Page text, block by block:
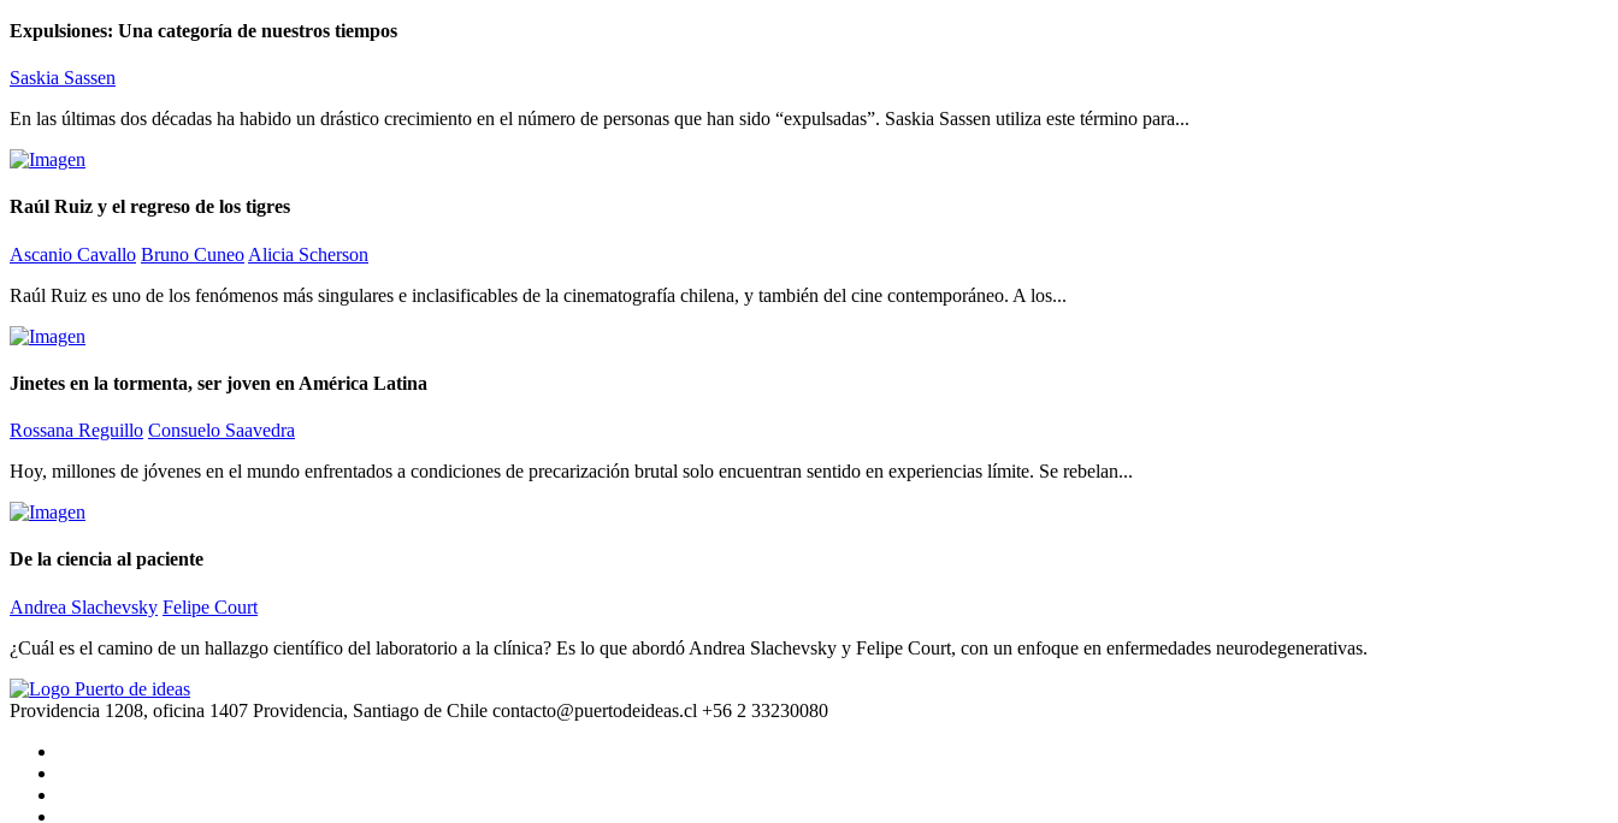
Expulsiones: Una categoría de nuestros tiempos
Saskia Sassen
En las últimas dos décadas ha habido un drástico crecimiento en el número de personas que han sido “expulsadas”. Saskia Sassen utiliza este término para...
Raúl Ruiz y el regreso de los tigres
Ascanio Cavallo Bruno Cuneo Alicia Scherson
Raúl Ruiz es uno de los fenómenos más singulares e inclasificables de la cinematografía chilena, y también del cine contemporáneo. A los...
Jinetes en la tormenta, ser joven en América Latina
Rossana Reguillo Consuelo Saavedra
Hoy, millones de jóvenes en el mundo enfrentados a condiciones de precarización brutal solo encuentran sentido en experiencias límite. Se rebelan...
De la ciencia al paciente
Andrea Slachevsky Felipe Court
¿Cuál es el camino de un hallazgo científico del laboratorio a la clínica? Es lo que abordó Andrea Slachevsky y Felipe Court, con un enfoque en enfermedades neurodegenerativas.
Providencia 1208, oficina 1407 Providencia, Santiago de Chile contacto@puertodeideas.cl +56 2 33230080